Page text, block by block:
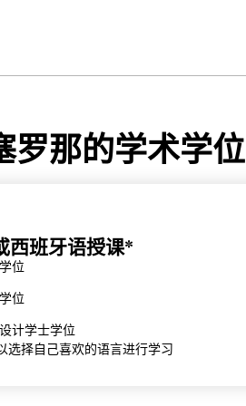
罗那的学术学位
西班牙语授课*
位
位
计学士学位
选择自己喜欢的语言进行学习